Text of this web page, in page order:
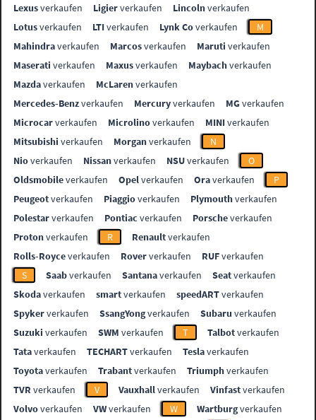
Lexusverkaufen Ligierverkaufen Lincolnverkaufen
Lotusverkaufen LTIverkaufen Lynk Coverkaufen
M
Mahindraverkaufen Marcosverkaufen Maruti verkaufen
Maserati verkaufen Maxusverkaufen Maybachverkaufen
Mazdaverkaufen McLarenverkaufen
Mercedes-Benzverkaufen Mercuryverkaufen MGverkaufen
Microcarverkaufen Microlinoverkaufen MINIverkaufen
Mitsubishi verkaufen Morganverkaufen
N
Nioverkaufen Nissanverkaufen NSUverkaufen
O
Oldsmobileverkaufen Opelverkaufen Oraverkaufen
P
Peugeotverkaufen Piaggioverkaufen Plymouthverkaufen
Polestarverkaufen Pontiac verkaufen Porscheverkaufen
Protonverkaufen R Renaultverkaufen
Rolls-Royceverkaufen Roververkaufen RUFverkaufen
S
Saabverkaufen Santanaverkaufen Seatverkaufen
Skodaverkaufen smartverkaufen speedARTverkaufen
Spykerverkaufen SsangYongverkaufen Subaru verkaufen
Suzuki verkaufen SWM verkaufen T Talbotverkaufen
Tataverkaufen TECHARTverkaufen Teslaverkaufen
Toyotaverkaufen Trabantverkaufen Triumphverkaufen
TVR verkaufen V Vauxhallverkaufen Vinfastverkaufen
Volvoverkaufen VWverkaufen W Wartburgverkaufen